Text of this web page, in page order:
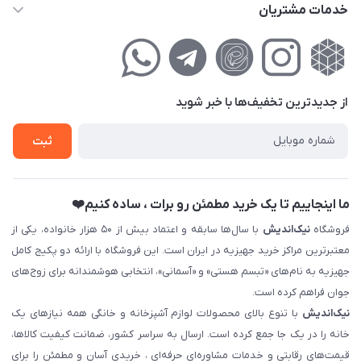
کوچه گلریز 4 غربی ، پلاک 13
حساب کاربری
لیست محصولات
خدمات مشتریان
راهنمای‌خرید‌آنلاین
حریم خصوصی
فروش‌اقساطی
از جدید‌ترین تخفیف‌ها با‌ خبر شوید
ثبت
ما اینجاییم تا یک خرید مطمئن رو برات ، ساده کنیم❤️
فروشگاهنیک‌اندیش
با سال‌ها سابقه و اعتماد بیش از ۵۰ هزار خانواده، یکی از
معتبرترین مراکز خرید جهیزیه در ایران است. این فروشگاه با ارائه دو پکیج کامل
جهیزیه به نام‌های «تبسم هستی» و «آسمانی»، انتخابی هوشمندانه برای زوج‌های
جوان فراهم کرده است.
نیک‌اندیش با تنوع بالای محصولات لوازم آشپزخانه و خانگی همه نیازهای یک
خانه را در یک جا جمع کرده است. ارسال به سراسر کشور، ضمانت کیفیت کالاها،
قیمت‌های رقابتی و خدمات مشاوره‌ای حرفه‌ای ، خریدی آسان و مطمئن را برای